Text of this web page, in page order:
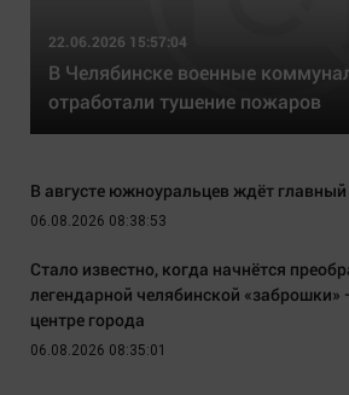
22.06.2026 15:57:04
В Челябинске военные
отработали тушение пожаров
В августе южноуральцев ждёт
06.08.2026 08:38:53
Стало известно, когда начнётся
легендарной челябинской «заброшки»
центре города
06.08.2026 08:35:01